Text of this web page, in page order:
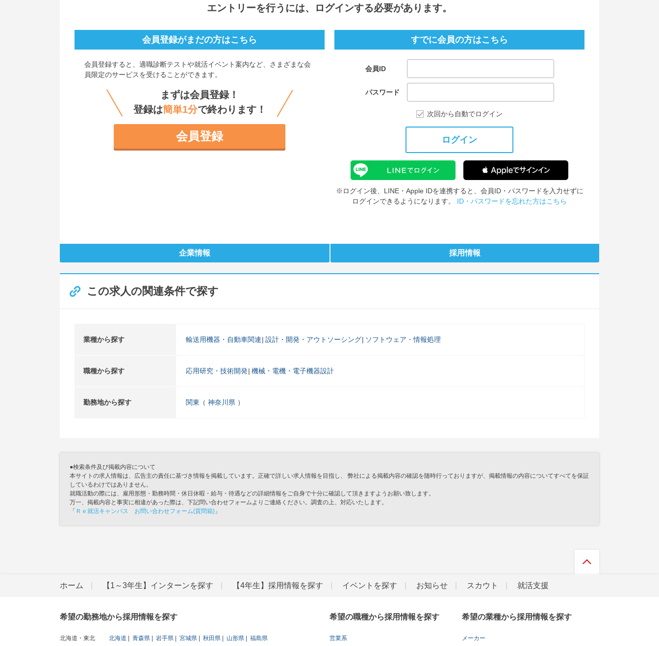
エントリーを行うには、ログインする必要があります。
すでに会員の方はこちら
会員ID
パスワード
次回から自動でログイン
ログイン
※ログイン後、LINE・Apple IDを連携すると、会員ID・パスワードを入力せずに
ログインできるようになります。 ID・パスワードを忘れた方はこちら
会員登録がまだの方はこちら
会員登録すると、 適職診断テストや就活イベント案内など、さまざまな会
員限定のサービスを受けることができます。
まずは会員登録！
登録は簡単1分で終わります！
会員登録
企業情報 採用情報
この求人の関連条件で探す
業種から探す 輸送用機器・自動車関連 設計・開発・アウトソーシング ソフトウェア・情報処理
職種から探す 応用研究・技術開発 機械・電機・電子機器設計
勤務地から探す 関東 神奈川県
●検索条件及び掲載内容について
本サイトの求人情報は、広告主の責任に基づき情報を掲載しています。正確で詳しい求人情報を目指し、 弊社による掲載内容の確認を随時行っておりますが、掲載情報の内容についてすべてを保証
しているわけではありません。
就職活動の際には、雇用形態・勤務時間・休日休暇・給与・待遇などの詳細情報をご自身で十分に確認して頂きますようお願い致します。
万一、掲載内容と事実に相違があった際は、下記問い合わせフォームよりご連絡ください。調査の上、対応いたします。
「 Ｒｅ就活キャンパス お問い合わせフォーム(質問箱) 」
ホーム 【1～3年生】インターンを探す 【4年生】採用情報を探す イベントを探す お知らせ スカウト 就活支援
希望の勤務地から採用情報を探す
北海道・東北 北海道 青森県 岩手県 宮城県 秋田県 山形県 福島県
希望の職種から採用情報を探す
営業系
希望の業種から採用情報を探す
メーカー